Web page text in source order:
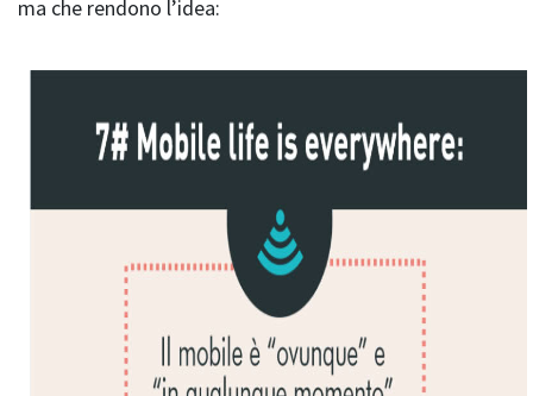
ma che rendono l’idea: